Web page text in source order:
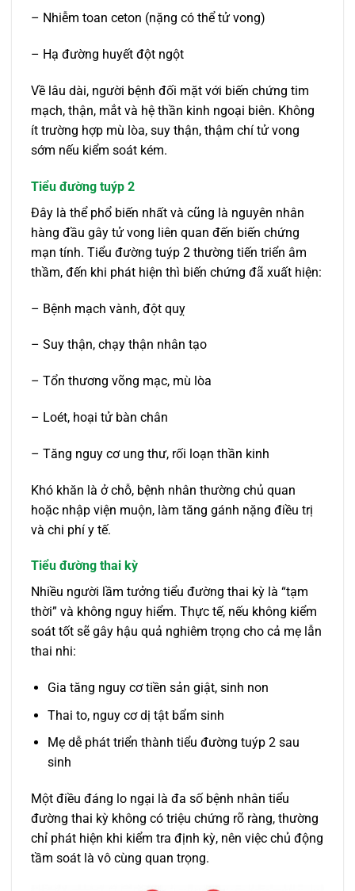
– Nhiễm toan ceton (nặng có thể tử vong)
– Hạ đường huyết đột ngột
Về lâu dài, người bệnh đối mặt với biến chứng tim
mạch, thận, mắt và hệ thần kinh ngoại biên. Không
ít trường hợp mù lòa, suy thận, thậm chí tử vong
sớm nếu kiểm soát kém.
Tiểu đường tuýp 2
Đây là thể phổ biến nhất và cũng là nguyên nhân
hàng đầu gây tử vong liên quan đến biến chứng
mạn tính. Tiểu đường tuýp 2 thường tiến triển âm
thầm, đến khi phát hiện thì biến chứng đã xuất hiện:
– Bệnh mạch vành, đột quỵ
– Suy thận, chạy thận nhân tạo
– Tổn thương võng mạc, mù lòa
– Loét, hoại tử bàn chân
– Tăng nguy cơ ung thư, rối loạn thần kinh
Khó khăn là ở chỗ, bệnh nhân thường chủ quan
hoặc nhập viện muộn, làm tăng gánh nặng điều trị
và chi phí y tế.
Tiểu đường thai kỳ
Nhiều người lầm tưởng tiểu đường thai kỳ là “tạm
thời” và không nguy hiểm. Thực tế, nếu không kiểm
soát tốt sẽ gây hậu quả nghiêm trọng cho cả mẹ lẫn
thai nhi:
Gia tăng nguy cơ tiền sản giật, sinh non
Thai to, nguy cơ dị tật bẩm sinh
Mẹ dễ phát triển thành tiểu đường tuýp 2 sau
sinh
Một điều đáng lo ngại là đa số bệnh nhân tiểu
đường thai kỳ không có triệu chứng rõ ràng, thường
chỉ phát hiện khi kiểm tra định kỳ, nên việc chủ động
tầm soát là vô cùng quan trọng.